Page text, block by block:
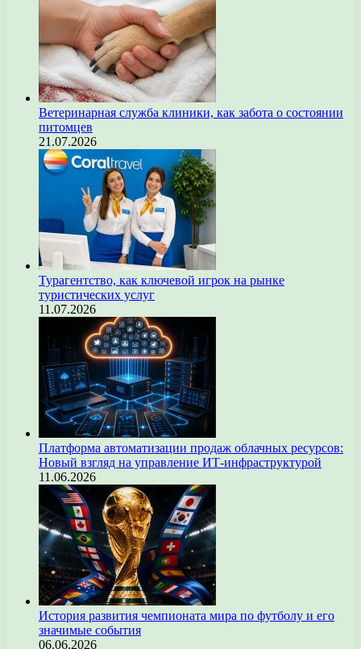
Ветеринарная служба клиники, как забота о состоянии
питомцев
21.07.2026
Турагентство, как ключевой игрок на рынке
туристических услуг
11.07.2026
Платформа автоматизации продаж облачных ресурсов:
Новый взгляд на управление ИТ-инфраструктурой
11.06.2026
История развития чемпионата мира по футболу и его
значимые события
06.06.2026